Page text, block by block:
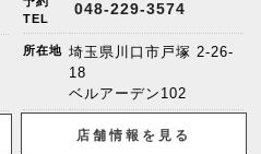
TEL
048-229-3574
所在地 埼玉県川口市戸塚 2-26-
18
ベルアーデン102
店舗情報を見る